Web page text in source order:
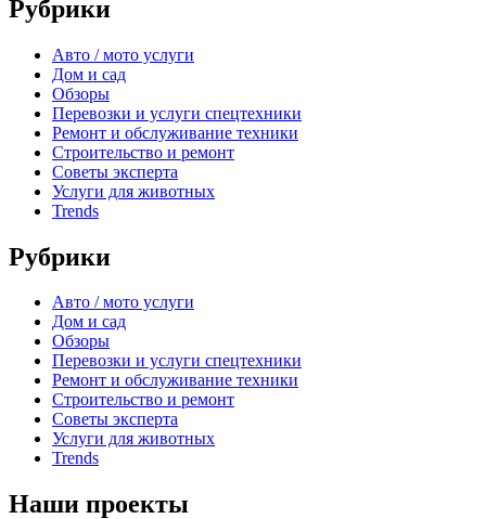
Рубрики
Авто / мото услуги
Дом и сад
Обзоры
Перевозки и услуги спецтехники
Ремонт и обслуживание техники
Строительство и ремонт
Советы эксперта
Услуги для животных
Trends
Рубрики
Авто / мото услуги
Дом и сад
Обзоры
Перевозки и услуги спецтехники
Ремонт и обслуживание техники
Строительство и ремонт
Советы эксперта
Услуги для животных
Trends
Наши проекты